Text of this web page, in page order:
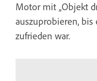
Motor mit „Objekt
auszuprobieren,
zufrieden war.